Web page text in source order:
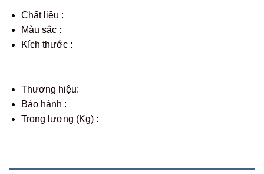
Chất liệu :
Màu sắc :
Kích thước :
Thương hiệu:
Bảo hành :
Trọng lượng (Kg) :